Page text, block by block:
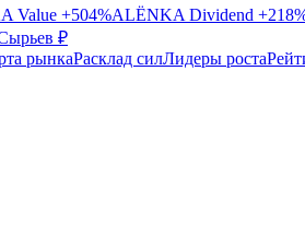
Value +504%ALЁNKA Dividend
в ₽
рынкаРасклад силЛидеры роста